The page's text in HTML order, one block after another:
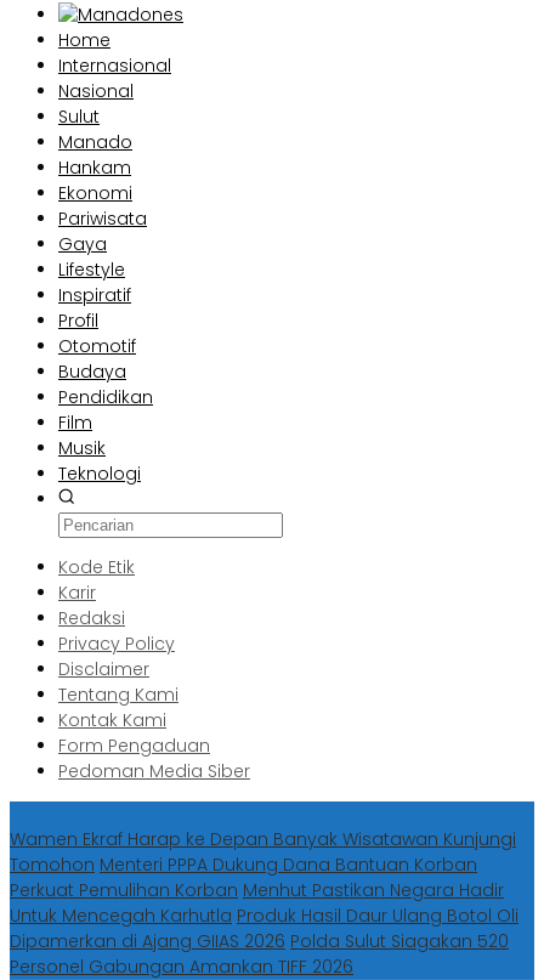
Home
Internasional
Nasional
Sulut
Manado
Hankam
Ekonomi
Pariwisata
Gaya
Lifestyle
Inspiratif
Profil
Otomotif
Budaya
Pendidikan
Film
Musik
Teknologi
Kode Etik
Karir
Redaksi
Privacy Policy
Disclaimer
Tentang Kami
Kontak Kami
Form Pengaduan
Pedoman Media Siber
Wamen Ekraf Harap ke Depan Banyak Wisatawan Kunjungi
Tomohon Menteri PPPA Dukung Dana Bantuan Korban
Perkuat Pemulihan Korban Menhut Pastikan Negara Hadir
Untuk Mencegah Karhutla Produk Hasil Daur Ulang Botol Oli
Dipamerkan di Ajang GIIAS 2026 Polda Sulut Siagakan 520
Personel Gabungan Amankan TIFF 2026